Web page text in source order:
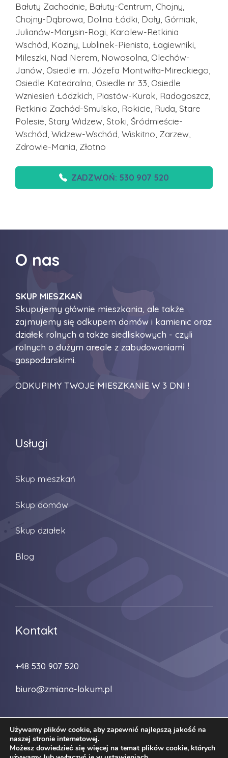
Bałuty Zachodnie, Bałuty-Centrum, Chojny,
Chojny-Dąbrowa, Dolina Łódki, Doły, Górniak,
Julianów-Marysin-Rogi, Karolew-Retkinia
Wschód, Koziny, Lublinek-Pienista, Łagiewniki,
Mileszki, Nad Nerem, Nowosolna, Olechów-
Janów, Osiedle im. Józefa Montwiłła-Mireckiego,
Osiedle Katedralna, Osiedle nr 33, Osiedle
Wzniesień Łódzkich, Piastów-Kurak, Radogoszcz,
Retkinia Zachód-Smulsko, Rokicie, Ruda, Stare
Polesie, Stary Widzew, Stoki, Śródmieście-
Wschód, Widzew-Wschód, Wiskitno, Zarzew,
Zdrowie-Mania, Złotno
ZADZWOŃ: 530 907 520
O nas
SKUP MIESZKAŃ
Skupujemy głównie mieszkania, ale także
zajmujemy się odkupem domów i kamienic oraz
działek rolnych a także siedliskowych - czyli
rolnych o dużym areale z zabudowaniami
gospodarskimi.
ODKUPIMY TWOJE MIESZKANIE W 3 DNI !
Usługi
Skup mieszkań
Skup domów
Skup działek
Blog
Kontakt
+48 530 907 520
biuro@zmiana-lokum.pl
Używamy plików cookie, aby zapewnić najlepszą jakość na
naszej stronie internetowej.
Możesz dowiedzieć się więcej na temat plików cookie, których